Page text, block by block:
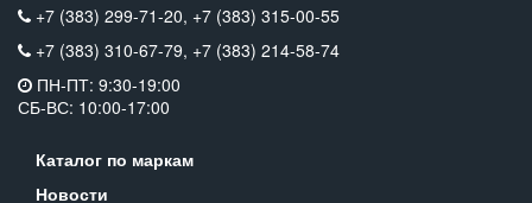
+7 (383) 299-71-20, +7 (383) 315-00-55
+7 (383) 310-67-79, +7 (383) 214-58-74
ПН-ПТ: 9:30-19:00
СБ-ВС: 10:00-17:00
Каталог по маркам
Новости